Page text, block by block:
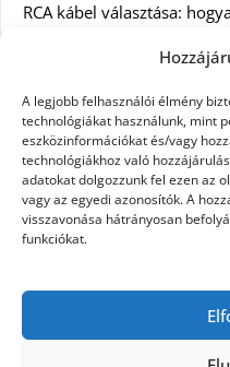
A legjobb felhasználói élmény
technológiákat használunk, mint
eszközinformációkat és/vagy
technológiákhoz való
adatokat dolgozzunk fel ezen az
vagy az egyedi azonosítók. A
visszavonása hátrányosan
funkciókat.
RCA kábel választása:
Magyarországon: milyen
Akciós külföldi nyaralás
ellenőrizz az ár mellett?
A Kassai Irodaház modern